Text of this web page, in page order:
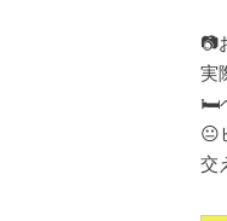
📷
実
🛏️
😐
交